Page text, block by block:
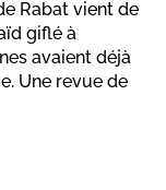
Rabat vient de
giflé à
avaient déjà
Une revue de